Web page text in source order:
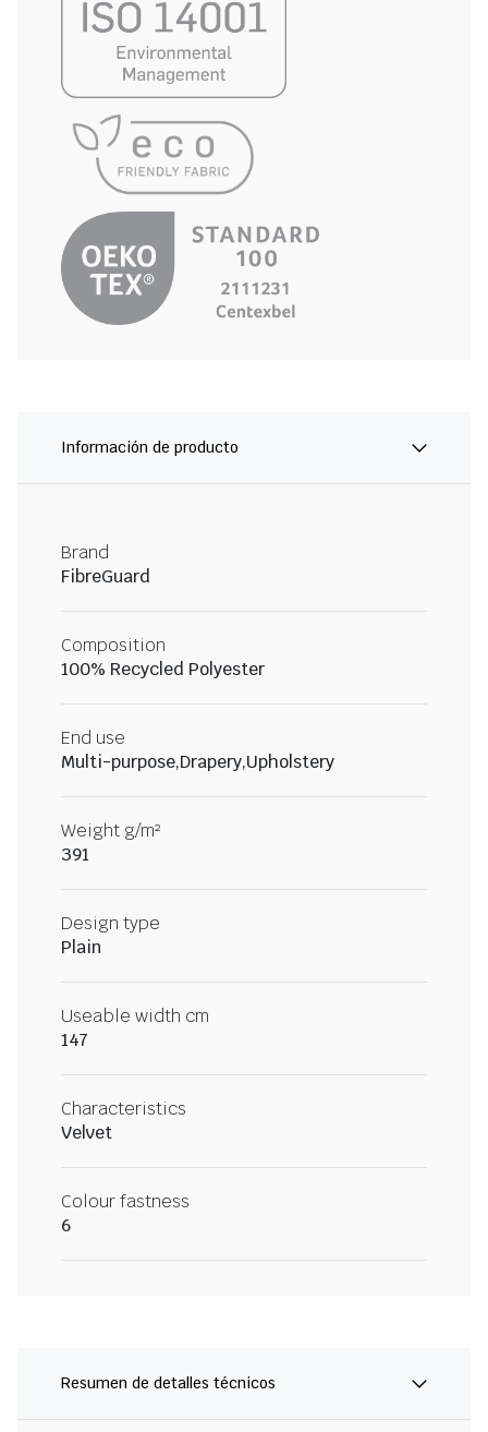
Información de producto
Brand
FibreGuard
Composition
100% Recycled Polyester
End use
Multi-purpose,Drapery,Upholstery
Weight g/m²
391
Design type
Plain
Useable width cm
147
Characteristics
Velvet
Colour fastness
6
Resumen de detalles técnicos